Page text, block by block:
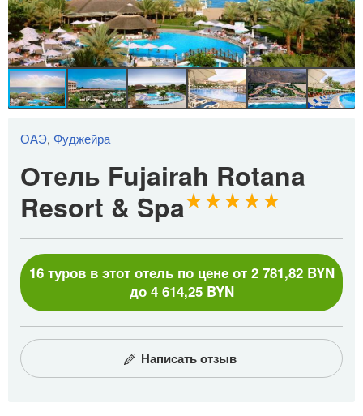
ОАЭ, Фуджейра
Отель Fujairah Rotana
Resort & Spa
16 туров в этот отель по цене от 2 781,82 BYN
до 4 614,25 BYN
Написать отзыв